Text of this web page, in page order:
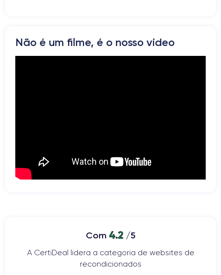
Não é um filme, é o nosso vídeo
Com 4.2/5
A CertiDeal lidera a categoria de websites de
recondicionados